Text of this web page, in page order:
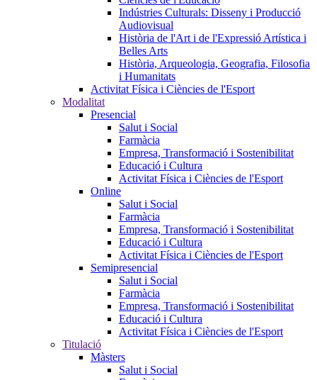
Indústries Culturals: Disseny i Producció
Audiovisual
Història de l'Art i de l'Expressió Artística i
Belles Arts
Història, Arqueologia, Geografia, Filosofia
i Humanitats
Activitat Física i Ciències de l'Esport
Modalitat
Presencial
Salut i Social
Farmàcia
Empresa, Transformació i Sostenibilitat
Educació i Cultura
Activitat Física i Ciències de l'Esport
Online
Salut i Social
Farmàcia
Empresa, Transformació i Sostenibilitat
Educació i Cultura
Activitat Física i Ciències de l'Esport
Semipresencial
Salut i Social
Farmàcia
Empresa, Transformació i Sostenibilitat
Educació i Cultura
Activitat Física i Ciències de l'Esport
Titulació
Màsters
Salut i Social